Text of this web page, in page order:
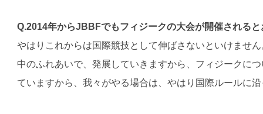
Q.2014年からJBBFでもフィジークの大会が開催される
やはりこれからは国際競技として伸ばさないといけませ
中のふれあいで、発展していきますから、フィジークに
ていますから、我々がやる場合は、やはり国際ルールに